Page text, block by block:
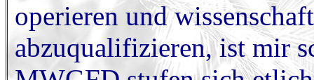
operieren und
abzuqualifizieren, ist mir